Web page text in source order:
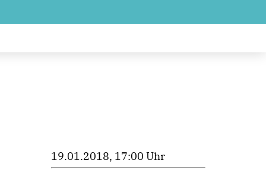
19.01.2018, 17:00 Uhr